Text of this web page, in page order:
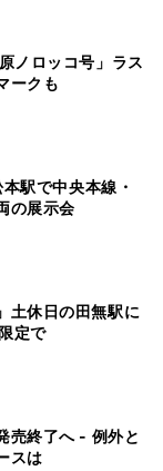
ノロッコ号」ラス
ークも
駅で中央本線・
の展示会
土休日の田無駅に
定で
売終了へ - 例外と
スは